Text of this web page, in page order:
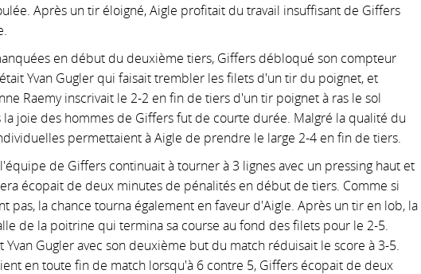
Après un tir éloigné, Aigle profitait du travail insuffisant de Giffers
en début du deuxième tiers, Giffers débloqué son compteur
Yvan Gugler qui faisait trembler les filets d'un tir du poignet, et
Raemy inscrivait le 2-2 en fin de tiers d'un tir poignet à ras le sol
joie des hommes de Giffers fut de courte durée. Malgré la qualité du
permettaient à Aigle de prendre le large 2-4 en fin de tiers.
de Giffers continuait à tourner à 3 lignes avec un pressing haut et
écopait de deux minutes de pénalités en début de tiers. Comme si
pas, la chance tourna également en faveur d'Aigle. Après un tir en lob, la
de la poitrine qui termina sa course au fond des filets pour le 2-5.
Yvan Gugler avec son deuxième but du match réduisait le score à 3-5.
en toute fin de match lorsqu'à 6 contre 5, Giffers écopait de deux